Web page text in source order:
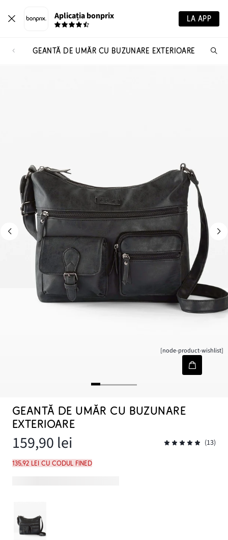
Aplicația bonprix LA APP
GEANTĂ DE UMĂR CU BUZUNARE EXTERIOARE
[node-product-wishlist]
GEANTĂ DE UMĂR CU BUZUNARE
EXTERIOARE
159,90 lei (13)
135,92 lei cu codul FINED